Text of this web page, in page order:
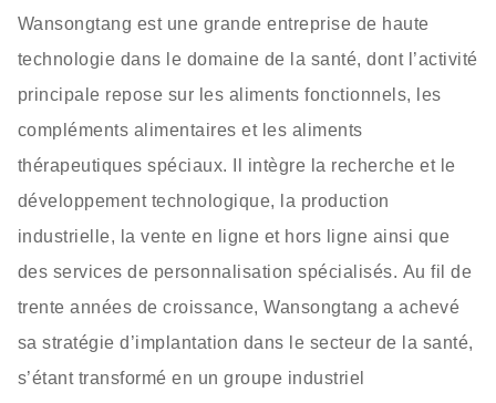
Wansongtang est une grande entreprise de haute
technologie dans le domaine de la santé, dont l’activité
principale repose sur les aliments fonctionnels, les
compléments alimentaires et les aliments
thérapeutiques spéciaux. Il intègre la recherche et le
développement technologique, la production
industrielle, la vente en ligne et hors ligne ainsi que
des services de personnalisation spécialisés. Au fil de
trente années de croissance, Wansongtang a achevé
sa stratégie d’implantation dans le secteur de la santé,
s’étant transformé en un groupe industriel